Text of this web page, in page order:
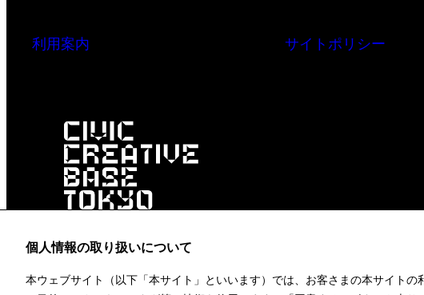
個人情報の取り扱いについて
本ウェブサイト（以下「本サイト」といいます）では、お客さまの本サイト
利用案内 サイトポリシー